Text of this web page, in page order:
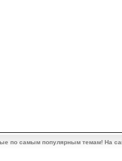
по самым популярным темам! На